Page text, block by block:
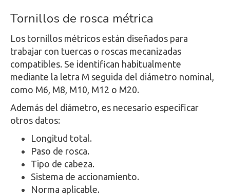
Tornillos de rosca métrica
Los tornillos métricos están diseñados para
trabajar con tuercas o roscas mecanizadas
compatibles. Se identifican habitualmente
mediante la letra M seguida del diámetro nominal,
como M6, M8, M10, M12 o M20.
Además del diámetro, es necesario especificar
otros datos:
Longitud total.
Paso de rosca.
Tipo de cabeza.
Sistema de accionamiento.
Norma aplicable.